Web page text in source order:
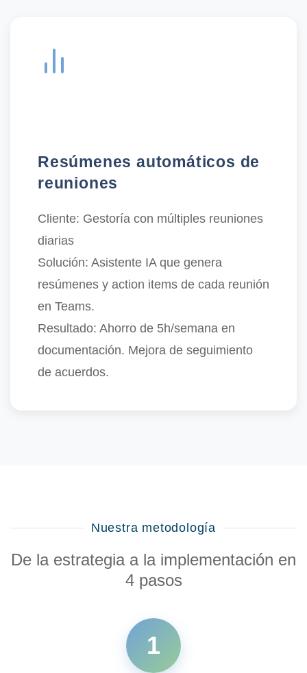
Resúmenes automáticos de
reuniones
Cliente: Gestoría con múltiples reuniones
diarias
Solución: Asistente IA que genera
resúmenes y action items de cada reunión
en Teams.
Resultado: Ahorro de 5h/semana en
documentación. Mejora de seguimiento
de acuerdos.
Nuestra metodología
De la estrategia a la implementación en
4 pasos
1